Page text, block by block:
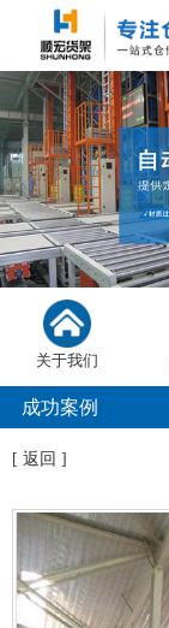
关于我们
成功案例
[ 返回 ]